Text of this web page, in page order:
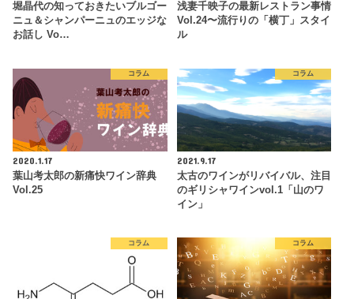
堀晶代の知っておきたいブルゴー
ニュ＆シャンパーニュのエッジな
お話し Vo…
浅妻千映子の最新レストラン事情
Vol.24〜流行りの「横丁」スタイ
ル
コラム
2020.1.17
葉山考太郎の新痛快ワイン辞典
Vol.25
コラム
2021.9.17
太古のワインがリバイバル、注目
のギリシャワインvol.1「山のワ
イン」
コラム コラム